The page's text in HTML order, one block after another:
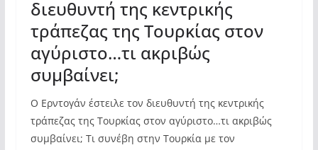
διευθυντή της κεντρικής
τράπεζας της Τουρκίας στον
αγύριστο…τι ακριβώς
συμβαίνει;
Ο Ερντογάν έστειλε τον διευθυντή της κεντρικής
τράπεζας της Τουρκίας στον αγύριστο…τι ακριβώς
συμβαίνει; Τι συνέβη στην Τουρκία με τον